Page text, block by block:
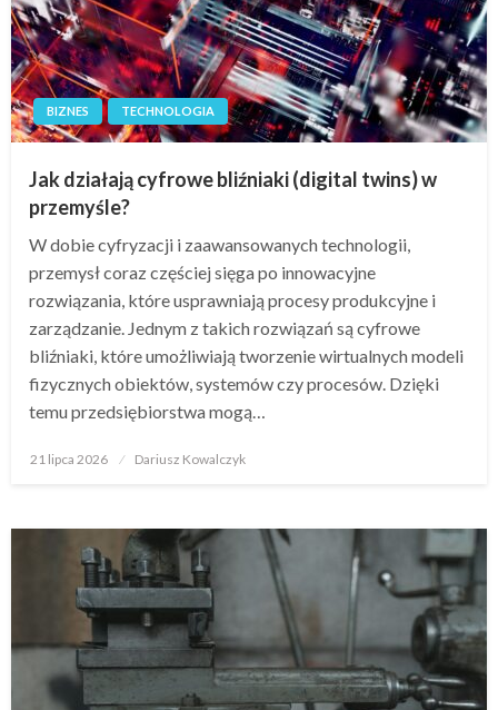
BIZNES TECHNOLOGIA
Jak działają cyfrowe bliźniaki (digital twins) w
przemyśle?
W dobie cyfryzacji i zaawansowanych technologii,
przemysł coraz częściej sięga po innowacyjne
rozwiązania, które usprawniają procesy produkcyjne i
zarządzanie. Jednym z takich rozwiązań są cyfrowe
bliźniaki, które umożliwiają tworzenie wirtualnych modeli
fizycznych obiektów, systemów czy procesów. Dzięki
temu przedsiębiorstwa mogą…
Opublikowane
21 lipca 2026 Dariusz Kowalczyk